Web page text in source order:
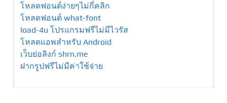
โหลดฟอนต์ง่ายๆไม่กี่คลิก
โหลดฟอนต์ what-font
load-4u โปรแกรมฟรีไม่มีไวรัส
โหลดแอพสำหรับ Android
เว็บย่อลิงก์ shrn.me
ฝากรูปฟรีไม่มีค่าใช้จ่าย